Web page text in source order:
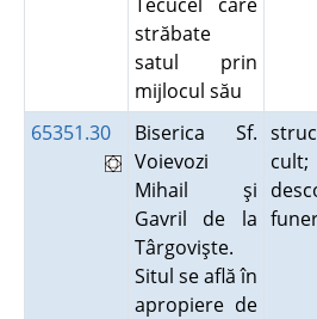
străbate
satul prin
mijlocul său
65351.30
Biserica Sf.
Voievozi
Mihail şi
Gavril de la
Târgovişte.
Situl se află în
apropiere de
cult;